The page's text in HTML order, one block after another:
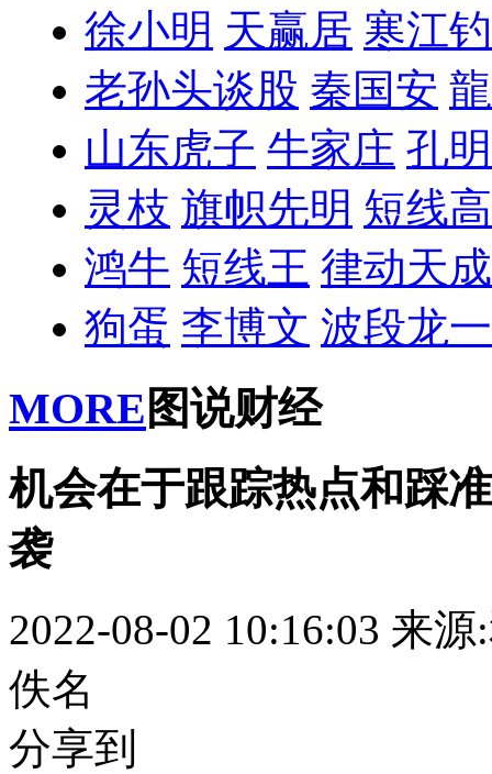
徐小明 天赢居 寒江
老孙头谈股 秦国安
山东虎子 牛家庄 孔
灵枝 旗帜先明 短线
鸿牛 短线王 律动天成
狗蛋 李博文 波段龙一
MORE 图说财经
机会在于跟踪热点和踩
袭
2022-08-02 10:16:03 来源
佚名
分享到